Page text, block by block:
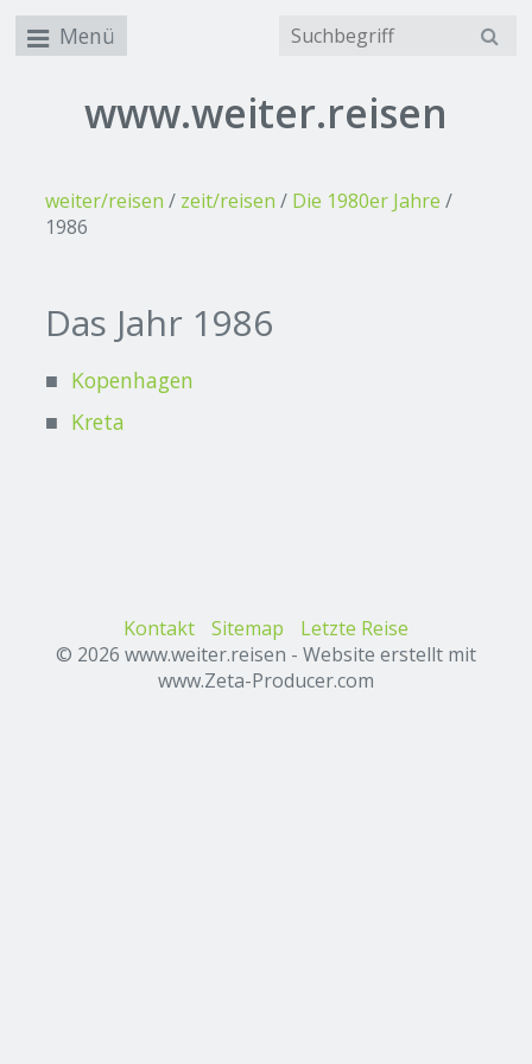
Menü
www.weiter.reisen
weiter/reisen / zeit/reisen / Die 1980er Jahre /
1986
Das Jahr 1986
Kopenhagen
Kreta
Kontakt Sitemap
Letzte Reise
© 2026 www.weiter.reisen - Website erstellt mit
www.Zeta-Producer.com